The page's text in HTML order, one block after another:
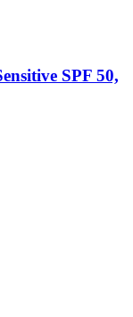
SPF 50,